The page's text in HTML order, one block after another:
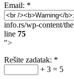
Email: *
info.rs/wp-content/
line 75
">
Rešite zadatak: *
+ 3 = 5